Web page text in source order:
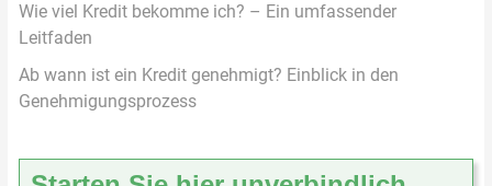
Wie viel Kredit bekomme ich? – Ein umfassender
Leitfaden
Ab wann ist ein Kredit genehmigt? Einblick in den
Genehmigungsprozess